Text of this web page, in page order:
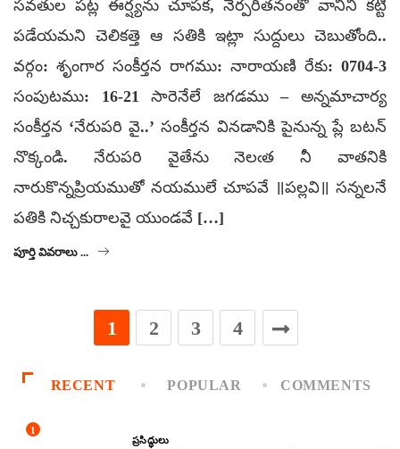
సవతుల పట్ల ఈర్ష్యను చూపక, నేర్పరితనంతో వానిని కట్టి
పడేయమని చెలికత్తె ఆ సతికి ఇట్లా సుద్దులు చెబుతోంది..
వర్గం: శృంగార సంకీర్తన రాగము: నారాయణి రేకు: 0704-3
సంపుటము: 16-21 సారెనేలే జగడము – అన్నమాచార్య
సంకీర్తన ‘నేరుపరి వై..’ సంకీర్తన వినడానికి పైనున్న ప్లే బటన్
నొక్కండి. నేరుపరి వైతేను నెలఁత నీ వాతనికి
నారుకొన్నప్రియముతో నయములే చూపవే ॥పల్లవి॥ సన్నలనే
పతికి నిచ్చకురాలవై యుండవే […]
పూర్తి వివరాలు ...
1 2 3 4
RECENT POPULAR COMMENTS
1
ప్రసిద్ధులు